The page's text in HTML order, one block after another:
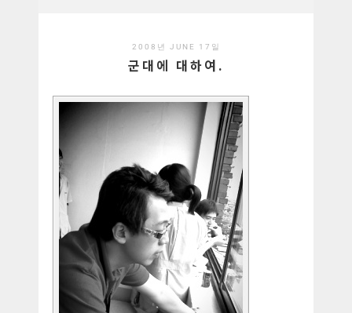
2008년 JUNE 17일
군대에 대하여.